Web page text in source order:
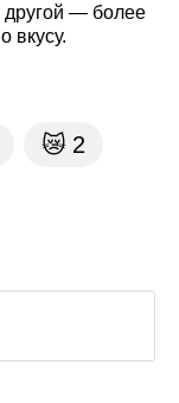
другой — более
вкусу.
😿 2